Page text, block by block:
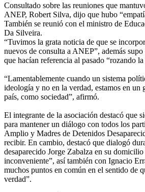
Consultado sobre las reuniones que
ANEP, Robert Silva, dijo que hubo
También se reunió con el ministro de
Da Silveira.
“Tuvimos la grata noticia de que se
nuevos de consulta a ANEP”, además
que hacían referencia al pasado “rozando
“Lamentablemente cuando un sistema
ideología y no en la verdad, estamos en un
país, como sociedad”, afirmó.
El integrante de la asociación destacó que
para mantener un diálogo con todos los
Amplio y Madres de Detenidos
recibir. En cambio, destacó que dialogó
desaparecido Jorge Zabalza en su
inconveniente”, así también con Ignacio
muchos puntos en común en el sentido de
verdad”.